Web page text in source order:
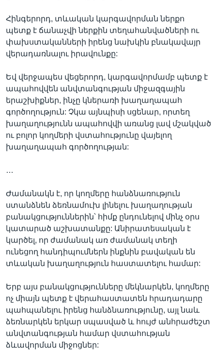
Հինգերորդ, տևական կարգավորման ներքո
պետք է ճանաչվի ներքին տեղահանվածների ու
փախստականների իրենց նախկին բնակավայր
վերադառնալու իրավունքը:
Եվ վերջապես վեցերորդ, կարգավորմամբ պետք է
ապահովվեն անվտանգության միջազգային
երաշխիքներ, ինչը կներառի խաղաղապահ
գործողություն: Չկա այնպիսի սցենար, որտեղ
խաղաղությունն ապահովվի առանց լավ մշակված
ու բոլոր կողմերի վստահությունը վայելող
խաղաղապահ գործողության:
…
Ժամանակն է, որ կողմերը հանձնառություն
ստանձնեն ձեռնամուխ լինելու խաղաղության
բանակցություններին՝ հիմք ընդունելով մինչ օրս
կատարած աշխատանքը: Անիրատեսական է
կարծել, որ ժամանակ առ ժամանակ տեղի
ունեցող հանդիպումներն ինքնին բավական են
տևական խաղաղություն հաստատելու համար:
Երբ այս բանակցությունները մեկնարկեն, կողմերը
ոչ միայն պետք է վերահաստատեն հրադադարը
պահպանելու իրենց հանձնառությունը, այլ նաև
ձեռնարկեն երկար սպասված և հույժ անհրաժեշտ
անվտանգության համար վստահության
ձևավորման միջոցներ: